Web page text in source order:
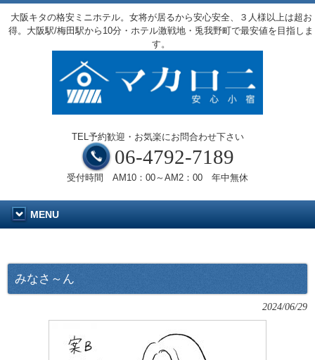
大阪キタの格安ミニホテル。女将が居るから安心安全、３人様以上は超お
得。大阪駅/梅田駅から10分・ホテル激戦地・兎我野町で最安値を目指しま
す。
TEL予約歓迎・お気楽にお問合わせ下さい
06-4792-7189
受付時間 AM10：00～AM2：00 年中無休
MENU
みなさ～ん
2024/06/29